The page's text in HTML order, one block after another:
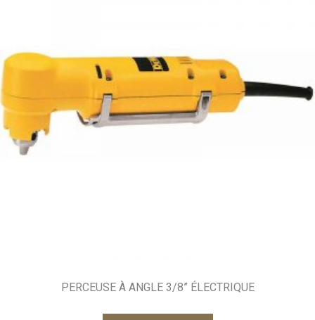
PERCEUSE À ANGLE 3/8” ÉLECTRIQUE